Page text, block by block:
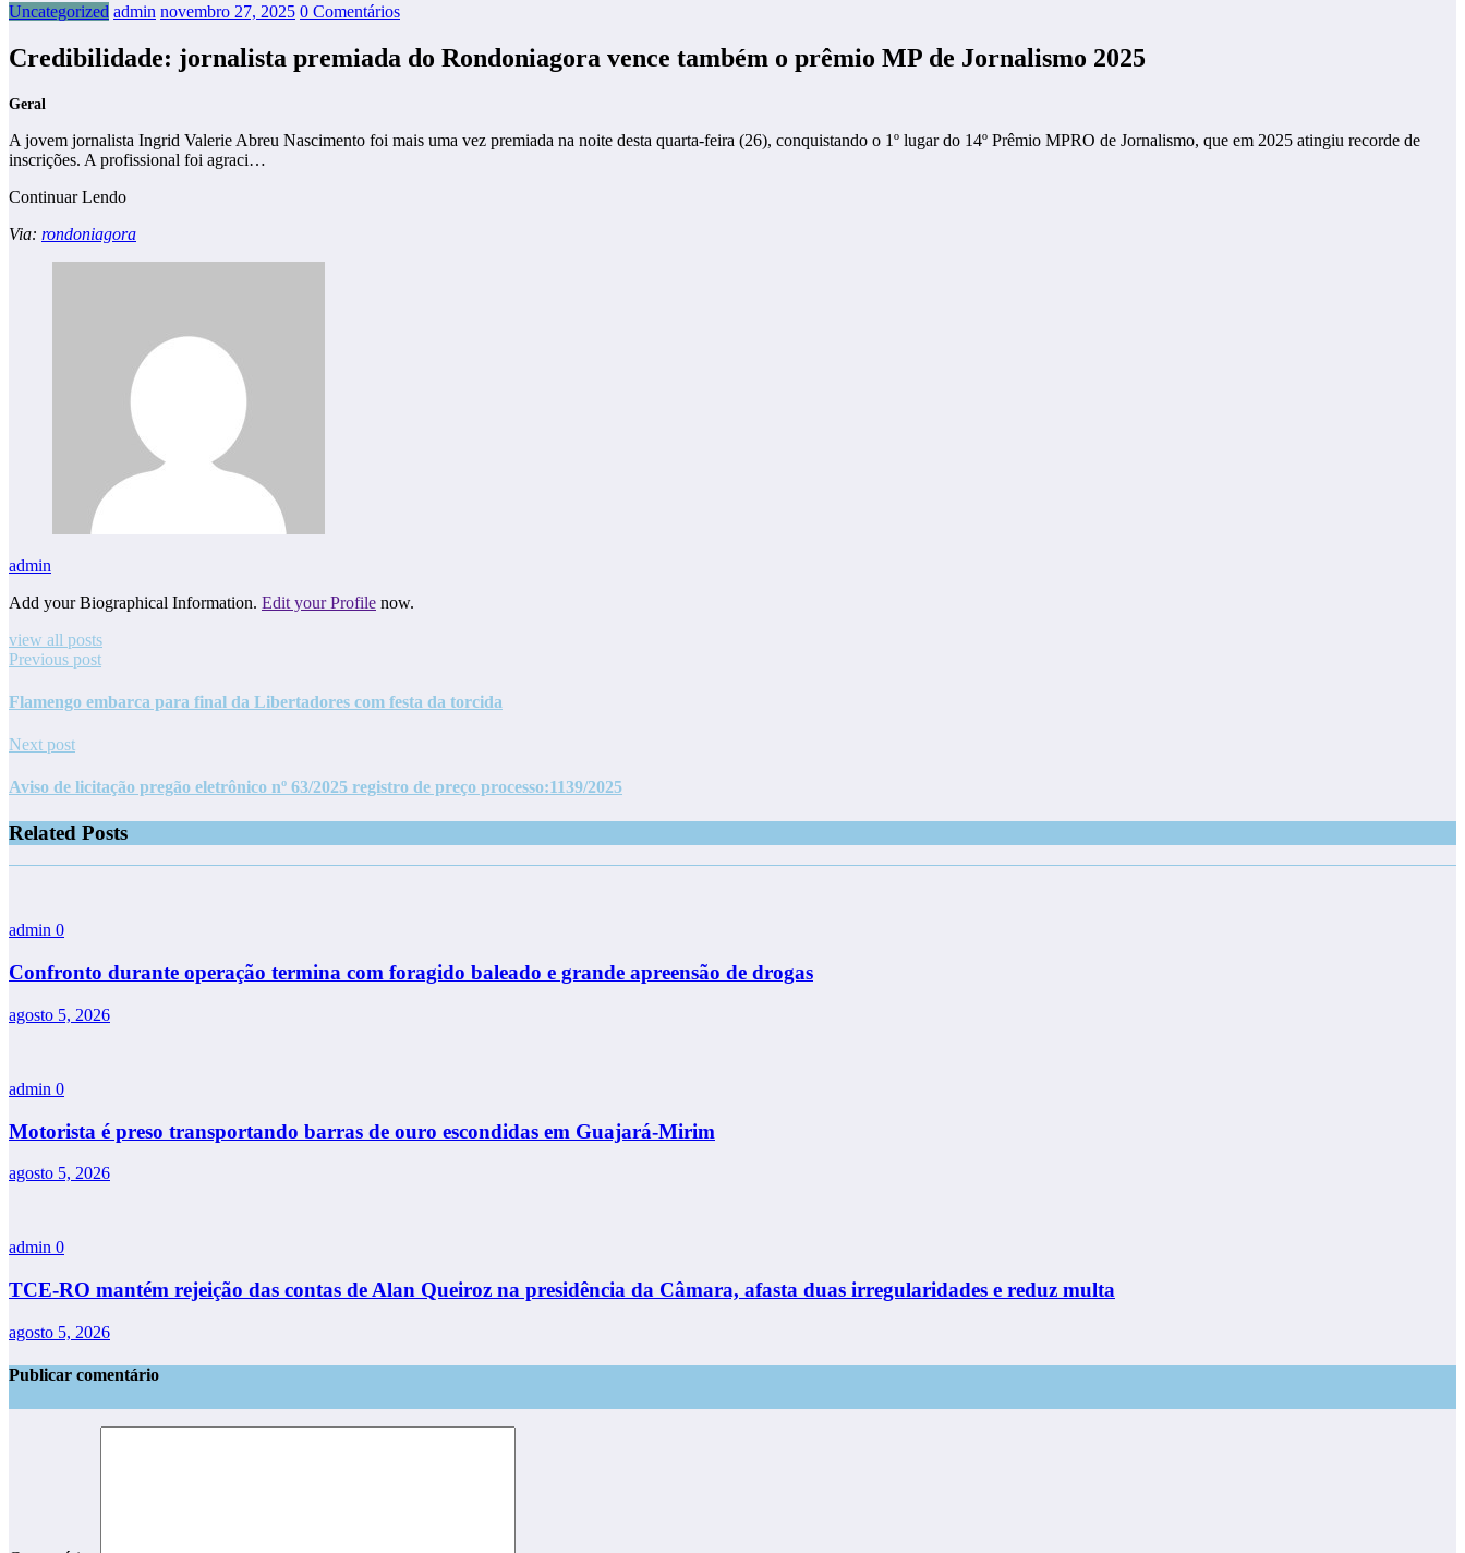
Uncategorized admin novembro 27, 2025 0 Comentários
Credibilidade: jornalista premiada do Rondoniagora vence também o prêmio MP de Jornalismo 2025
Geral
A jovem jornalista Ingrid Valerie Abreu Nascimento foi mais uma vez premiada na noite desta quarta-feira (26), conquistando o 1º lugar do 14º Prêmio MPRO de Jornalismo, que em 2025 atingiu recorde de
inscrições. A profissional foi agraci…
Continuar Lendo
Via: rondoniagora
admin
Add your Biographical Information. Edit your Profile now.
view all posts
Previous post
Flamengo embarca para final da Libertadores com festa da torcida
Next post
Aviso de licitação pregão eletrônico nº 63/2025 registro de preço processo:1139/2025
Related Posts
admin 0
Confronto durante operação termina com foragido baleado e grande apreensão de drogas
agosto 5, 2026
admin 0
Motorista é preso transportando barras de ouro escondidas em Guajará-Mirim
agosto 5, 2026
admin 0
TCE-RO mantém rejeição das contas de Alan Queiroz na presidência da Câmara, afasta duas irregularidades e reduz multa
agosto 5, 2026
Publicar comentário